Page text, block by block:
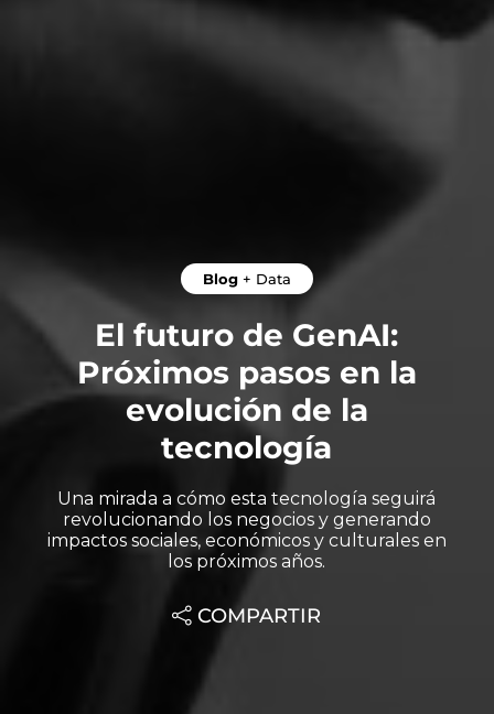
Blog+ Data
El futuro de GenAI:
Próximos pasos en la
evolución de la
tecnología
Una mirada a cómo esta tecnología seguirá
revolucionando los negocios y generando
impactos sociales, económicos y culturales en
los próximos años.
COMPARTIR